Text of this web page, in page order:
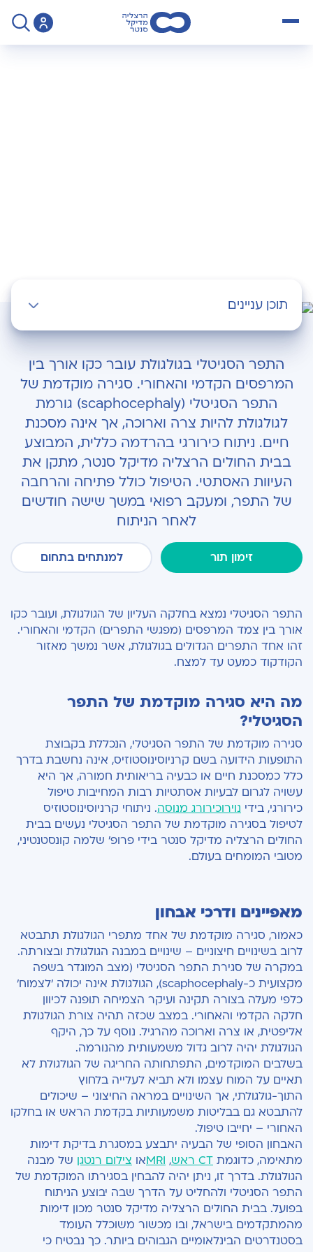
תוכן עניינים
מאפיינים ודרכי אבחון
הטיפול בסגירה מוקדמת של התפר הסגיטלי
התפר הסגיטלי בגולגולת עובר כקו אורך בין
המרפסים הקדמי והאחורי. סגירה מוקדמת של
התפר הסגיטלי (scaphocephaly) גורמת
לגולגולת להיות צרה וארוכה, אך אינה מסכנת
חיים. ניתוח כירורגי בהרדמה כללית, המבוצע
בבית החולים הרצליה מדיקל סנטר, מתקן את
העיוות האסתטי. הטיפול כולל פתיחה והרחבה
של התפר, ומעקב רפואי במשך שישה חודשים
לאחר הניתוח
זימון תור למנתחים בתחום
התפר הסגיטלי נמצא בחלקה העליון של הגולגולת, ועובר כקו
אורך בין צמד המרפסים (מפגשי התפרים) הקדמי והאחורי.
זהו אחד התפרים הגדולים בגולגולת, אשר נמשך מאזור
הקודקוד כמעט עד למצח.
מה היא סגירה מוקדמת של התפר
הסגיטלי?
סגירה מוקדמת של התפר הסגיטלי, הנכללת בקבוצת
התופעות הידועה בשם קרניוסינוסטוזיס, אינה נחשבת בדרך
כלל כמסכנת חיים או כבעיה בריאותית חמורה, אך היא
עשויה לגרום לבעיות אסתטיות רבות המחייבות טיפול
כירורגי, בידי נוירוכירורג מנוסה. ניתוחי קרניוסינוסטוזיס
לטיפול בסגירה מוקדמת של התפר הסגיטלי נעשים בבית
החולים הרצליה מדיקל סנטר בידי פרופ' שלמה קונסטנטיני,
מטובי המומחים בעולם.
מאפיינים ודרכי אבחון
כאמור, סגירה מוקדמת של אחד מתפרי הגולגולת תתבטא
לרוב בשינויים חיצוניים – שינויים במבנה הגולגולת ובצורתה.
במקרה של סגירת התפר הסגיטלי (מצב המוגדר בשפה
מקצועית כ-scaphocephaly), הגולגולת אינה יכולה 'לצמוח'
כלפי מעלה בצורה תקינה ועיקר הצמיחה תופנה לכיוון
חלקה הקדמי והאחורי. במצב שכזה תהיה צורת הגולגולת
אליפטית, או צרה וארוכה מהרגיל. נוסף על כך, היקף
הגולגולת יהיה לרוב גדול משמעותית מהנורמה.
בשלבים המוקדמים, התפתחותה החריגה של הגולגולת לא
תאיים על המוח עצמו ולא תביא לעלייה בלחוץ
התוך-גולגולתי, אך השינויים במראה החיצוני – שיכולים
להתבטא גם בבליטות משמעותיות בקדמת הראש או בחלקו
האחורי – יחייבו טיפול.
האבחון הסופי של הבעיה יתבצע במסגרת בדיקת דימות
מתאימה, כדוגמת CT ראש ,
MRIאו צילום רנטגן של מבנה
הגולגולת. בדרך זו, ניתן יהיה להבחין בסגירתו המוקדמת של
התפר הסגיטלי ולהחליט על הדרך שבה יבוצע הניתוח
בפועל. בבית החולים הרצליה מדיקל סנטר מכון דימות
מהמתקדמים בישראל, ובו מכשור משוכלל העומד
בסטנדרטים הבינלאומיים הגבוהים ביותר. כך נבטיח כי